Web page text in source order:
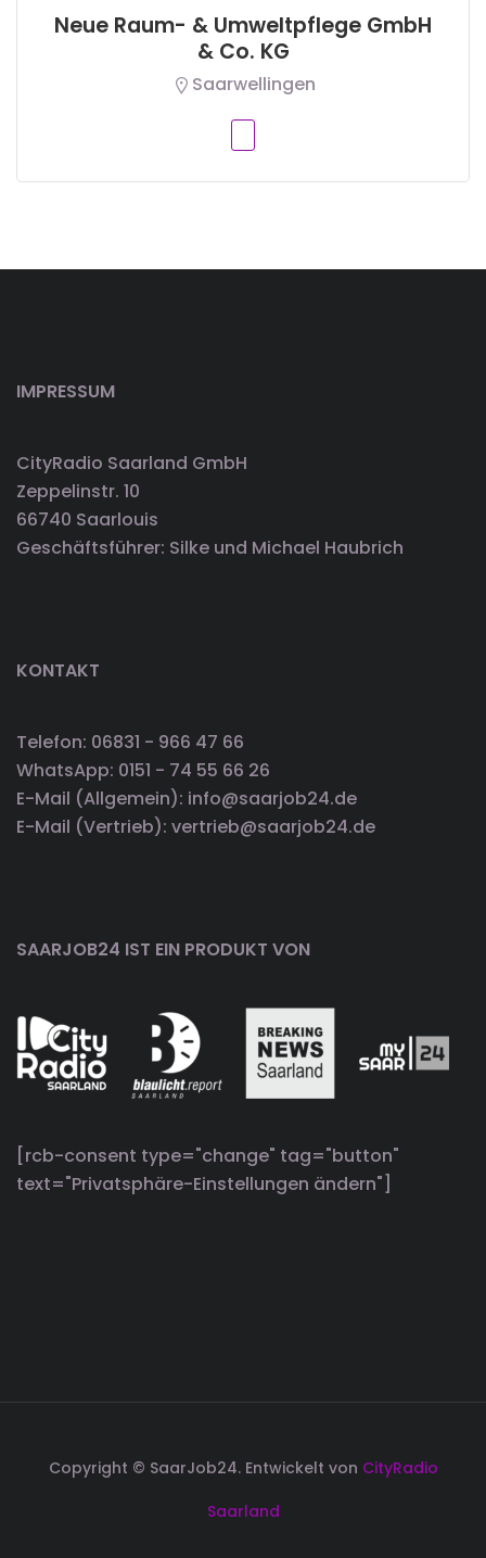
Neue Raum- & Umweltpflege GmbH
& Co. KG
Saarwellingen
IMPRESSUM
CityRadio Saarland GmbH
Zeppelinstr. 10
66740 Saarlouis
Geschäftsführer: Silke und Michael Haubrich
KONTAKT
Telefon: 06831 - 966 47 66
WhatsApp: 0151 - 74 55 66 26
E-Mail (Allgemein): info@saarjob24.de
E-Mail (Vertrieb): vertrieb@saarjob24.de
SAARJOB24 IST EIN PRODUKT VON
[rcb-consent type="change" tag="button"
text="Privatsphäre-Einstellungen ändern"]
Copyright © SaarJob24. Entwickelt von CityRadio
Saarland